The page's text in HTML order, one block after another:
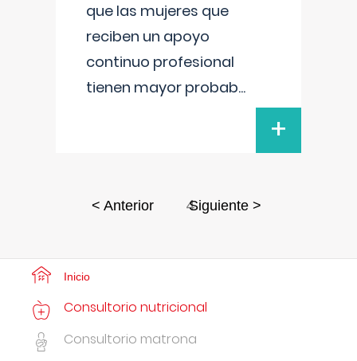
que las mujeres que
reciben un apoyo
continuo profesional
tienen mayor probab...
+
< Anterior 4
Siguiente >
Inicio
Consultorio nutricional
Consultorio matrona